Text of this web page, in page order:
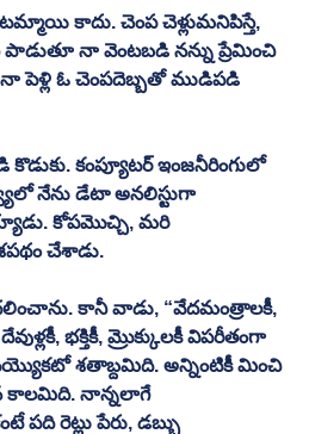
కాదు. చెంప చెళ్లుమనిపిస్తే,
పాడుతూ నా వెంటబడి నన్ను ప్రేమించి
నా పెళ్లి ఓ చెంపదెబ్బతో ముడిపడి
కంప్యూటర్ ఇంజనీరింగులో
కోపమొచ్చి, మరి
చేశాడు.
కానీ వాడు, “వేదమంత్రాలకీ,
భక్తికీ, మ్రొక్కులకీ విపరీతంగా
శతాబ్దమిది. అన్నింటికీ మించి
కాలమిది. నాన్నలాగే
పది రెట్లు పేరు, డబ్బు